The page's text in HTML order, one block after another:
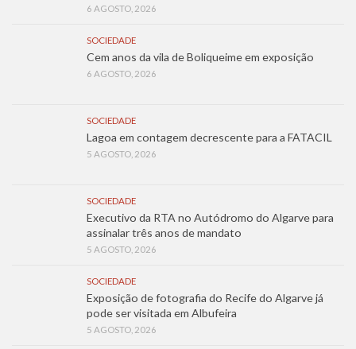
6 AGOSTO, 2026
SOCIEDADE
Cem anos da vila de Boliqueime em exposição
6 AGOSTO, 2026
SOCIEDADE
Lagoa em contagem decrescente para a FATACIL
5 AGOSTO, 2026
SOCIEDADE
Executivo da RTA no Autódromo do Algarve para
assinalar três anos de mandato
5 AGOSTO, 2026
SOCIEDADE
Exposição de fotografia do Recife do Algarve já
pode ser visitada em Albufeira
5 AGOSTO, 2026